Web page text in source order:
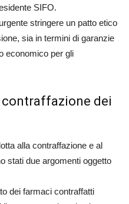
SIFO.
stringere un patto etico
sia in termini di garanzie
economico per gli
dei
alla contraffazione e al
stati due argomenti oggetto
dei farmaci contraffatti